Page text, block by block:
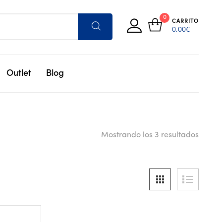
0
CARRITO
0,00€
Outlet Blog
Mostrando los 3 resultados